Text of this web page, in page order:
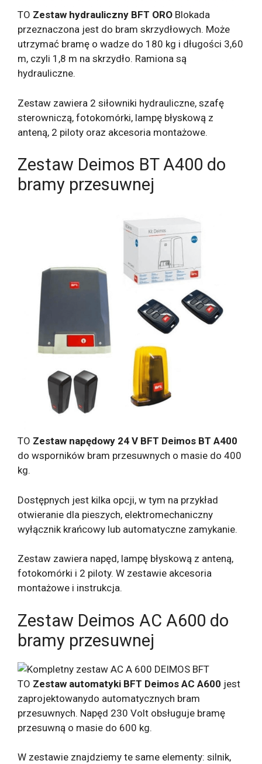
TO Zestaw hydrauliczny BFT ORO Blokada
przeznaczona jest do bram skrzydłowych. Może
utrzymać bramę o wadze do 180 kg i długości 3,60
m, czyli 1,8 m na skrzydło. Ramiona są
hydrauliczne.
Zestaw zawiera 2 siłowniki hydrauliczne, szafę
sterowniczą, fotokomórki, lampę błyskową z
anteną, 2 piloty oraz akcesoria montażowe.
Zestaw Deimos BT A400 do
bramy przesuwnej
TO Zestaw napędowy 24 V BFT Deimos BT A400
do wsporników bram przesuwnych o masie do 400
kg.
Dostępnych jest kilka opcji, w tym na przykład
otwieranie dla pieszych, elektromechaniczny
wyłącznik krańcowy lub automatyczne zamykanie.
Zestaw zawiera napęd, lampę błyskową z anteną,
fotokomórki i 2 piloty. W zestawie akcesoria
montażowe i instrukcja.
Zestaw Deimos AC A600 do
bramy przesuwnej
TO Zestaw automatyki BFT Deimos AC A600 jest
zaprojektowanydo automatycznych bram
przesuwnych. Napęd 230 Volt obsługuje bramę
przesuwną o masie do 600 kg.
W zestawie znajdziemy te same elementy: silnik,